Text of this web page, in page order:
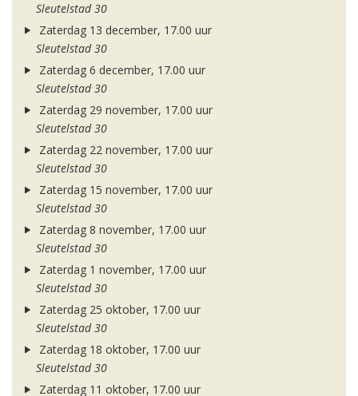
Sleutelstad 30
Zaterdag 13 december, 17.00 uur
Sleutelstad 30
Zaterdag 6 december, 17.00 uur
Sleutelstad 30
Zaterdag 29 november, 17.00 uur
Sleutelstad 30
Zaterdag 22 november, 17.00 uur
Sleutelstad 30
Zaterdag 15 november, 17.00 uur
Sleutelstad 30
Zaterdag 8 november, 17.00 uur
Sleutelstad 30
Zaterdag 1 november, 17.00 uur
Sleutelstad 30
Zaterdag 25 oktober, 17.00 uur
Sleutelstad 30
Zaterdag 18 oktober, 17.00 uur
Sleutelstad 30
Zaterdag 11 oktober, 17.00 uur